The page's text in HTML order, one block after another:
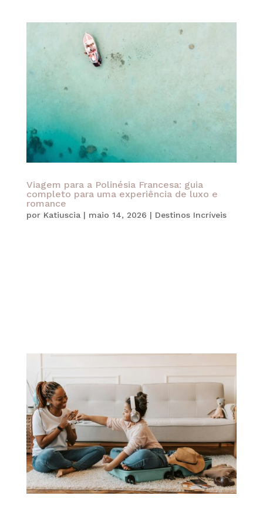
Viagem para a Polinésia Francesa: guia
completo para uma experiência de luxo e
romance
por Katiuscia| maio 14, 2026 | Destinos Incríveis